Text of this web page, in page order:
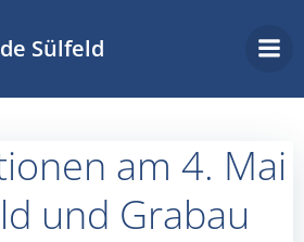
Inhalt
springen
Sülfeld
am 4. Mai
und Grabau